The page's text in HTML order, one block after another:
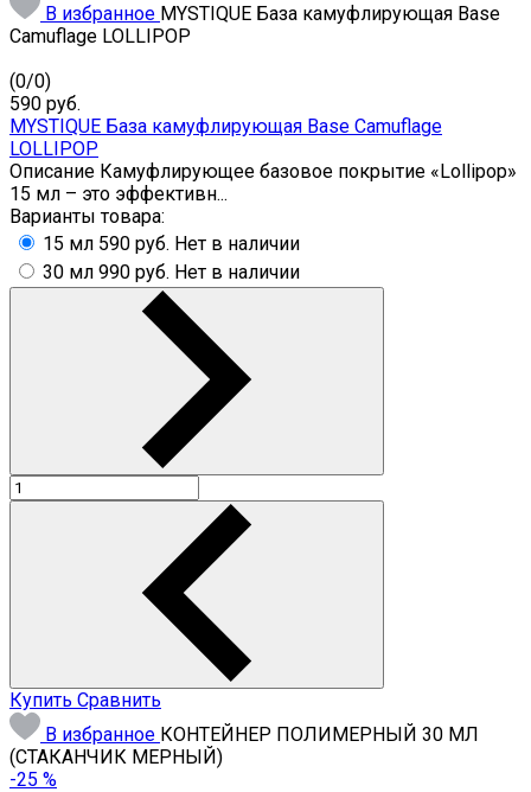
В избранное MYSTIQUE База камуфлирующая Base
Camuflage LOLLIPOP
(0/0)
590 руб.
MYSTIQUE База камуфлирующая Base Camuflage
LOLLIPOP
Описание Камуфлирующее базовое покрытие «Lollipop»
15 мл – это эффективн...
Варианты товара:
15 мл 590 руб. Нет в наличии
30 мл 990 руб. Нет в наличии
Купить Сравнить
В избранное КОНТЕЙНЕР ПОЛИМЕРНЫЙ 30 МЛ
(СТАКАНЧИК МЕРНЫЙ)
-25 %